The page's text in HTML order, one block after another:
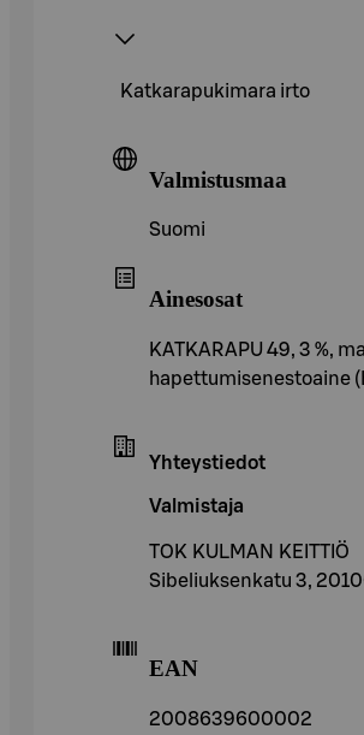
Katkarapukimara irto
Valmistusmaa
Suomi
Ainesosat
KATKARAPU 49, 3 %,
hapettumisenestoaine
Yhteystiedot
Valmistaja
TOK KULMAN KEITTIÖ
Sibeliuksenkatu 3,
EAN
2008639600002